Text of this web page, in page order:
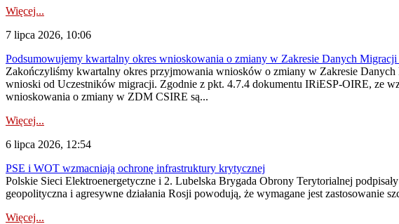
Więcej...
7 lipca 2026, 10:06
Podsumowujemy kwartalny okres wnioskowania o zmiany w Zakresie Danych
Zakończyliśmy kwartalny okres przyjmowania wniosków o zmiany w Zakresie Danych
wnioski od Uczestników migracji. Zgodnie z pkt. 4.7.4 dokumentu IRiESP-OIRE, ze
wnioskowania o zmiany w ZDM CSIRE są...
Więcej...
6 lipca 2026, 12:54
PSE i WOT wzmacniają ochronę infrastruktury krytycznej
Polskie Sieci Elektroenergetyczne i 2. Lubelska Brygada Obrony Terytorialnej
geopolityczna i agresywne działania Rosji powodują, że wymagane jest
Więcej...